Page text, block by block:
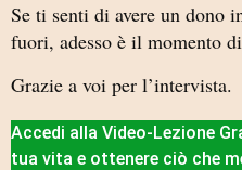
Se ti senti di avere un dono
fuori, adesso è il momento
Grazie a voi per l’intervista.
Accedi alla Video-Lezione
tua vita e ottenere ciò che